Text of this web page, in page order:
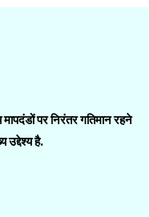
पर निरंतर गतिमान रहने
उद्देश्य है.